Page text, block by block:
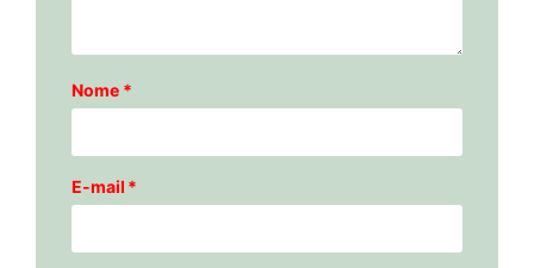
Nome *
E-mail *